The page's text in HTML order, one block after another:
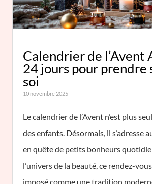
Calendrier de l’Avent
24 jours pour prendre
soi
10 novembre 2025
Le calendrier de l’Avent n’est plus
des enfants. Désormais, il s’adresse
en quête de petits bonheurs
l’univers de la beauté, ce rendez-
imposé comme une tradition